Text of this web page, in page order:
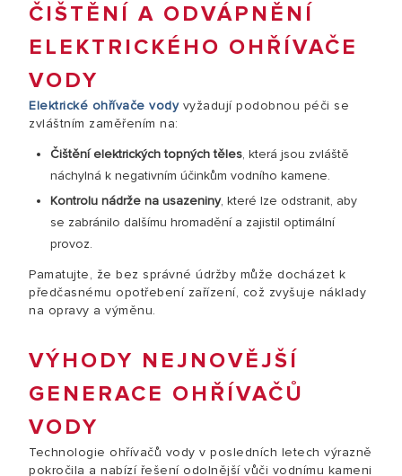
ČIŠTĚNÍ A ODVÁPNĚNÍ
ELEKTRICKÉHO OHŘÍVAČE
VODY
Elektrické ohřívače vodyvyžadují podobnou péči se
zvláštním zaměřením na:
Čištění elektrických topných těles, která jsou zvláště
náchylná k negativním účinkům vodního kamene.
Kontrolu nádrže na usazeniny, které lze odstranit, aby
se zabránilo dalšímu hromadění a zajistil optimální
provoz.
Pamatujte, že bez správné údržby může docházet k
předčasnému opotřebení zařízení, což zvyšuje náklady
na opravy a výměnu.
VÝHODY NEJNOVĚJŠÍ
GENERACE OHŘÍVAČŮ
VODY
Technologie ohřívačů vody v posledních letech výrazně
pokročila a nabízí řešení odolnější vůči vodnímu kameni